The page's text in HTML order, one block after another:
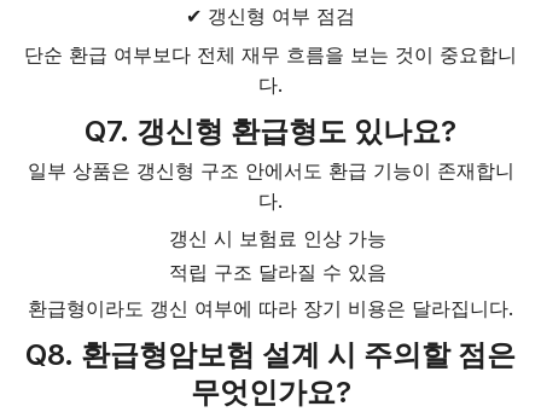
✔ 갱신형 여부 점검
단순 환급 여부보다 전체 재무 흐름을 보는 것이 중요합니
다.
Q7. 갱신형 환급형도 있나요?
일부 상품은 갱신형 구조 안에서도 환급 기능이 존재합니
다.
갱신 시 보험료 인상 가능
적립 구조 달라질 수 있음
환급형이라도 갱신 여부에 따라 장기 비용은 달라집니다.
Q8. 환급형암보험 설계 시 주의할 점은
무엇인가요?